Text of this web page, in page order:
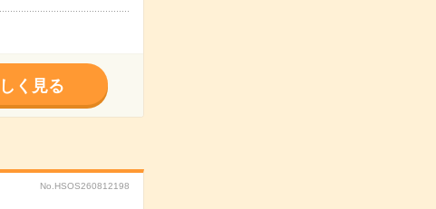
く見る
No.HSOS260812198